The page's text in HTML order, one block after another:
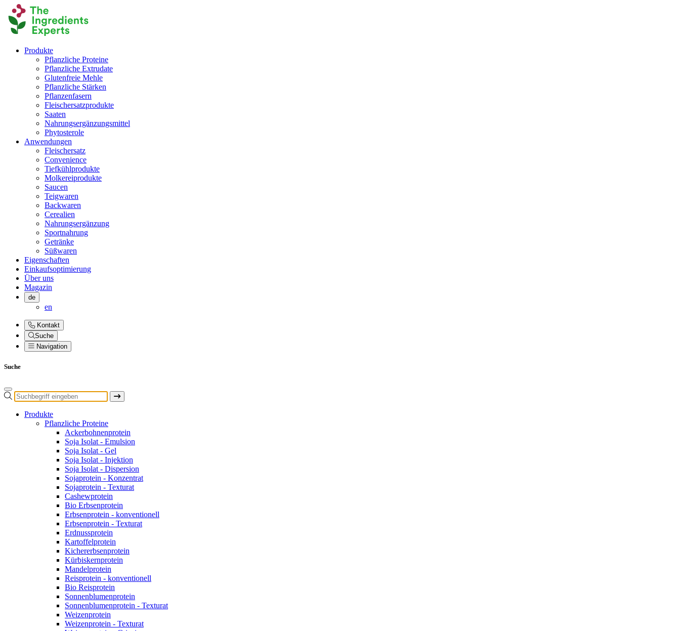
Produkte
Pflanzliche Proteine
Pflanzliche Extrudate
Glutenfreie Mehle
Pflanzliche Stärken
Pflanzenfasern
Fleischersatzprodukte
Saaten
Nahrungsergänzungsmittel
Phytosterole
Anwendungen
Fleischersatz
Convenience
Tiefkühlprodukte
Molkereiprodukte
Saucen
Teigwaren
Backwaren
Cerealien
Nahrungsergänzung
Sportnahrung
Getränke
Süßwaren
Eigenschaften
Einkaufsoptimierung
Über uns
Magazin
de
en
Kontakt
Suche
Navigation
Suche
Produkte
Pflanzliche Proteine
Ackerbohnenprotein
Soja Isolat - Emulsion
Soja Isolat - Gel
Soja Isolat - Injektion
Soja Isolat - Dispersion
Sojaprotein - Konzentrat
Sojaprotein - Texturat
Cashewprotein
Bio Erbsenprotein
Erbsenprotein - konventionell
Erbsenprotein - Texturat
Erdnussprotein
Kartoffelprotein
Kichererbsenprotein
Kürbiskernprotein
Mandelprotein
Reisprotein - konventionell
Bio Reisprotein
Sonnenblumenprotein
Sonnenblumenprotein - Texturat
Weizenprotein
Weizenprotein - Texturat